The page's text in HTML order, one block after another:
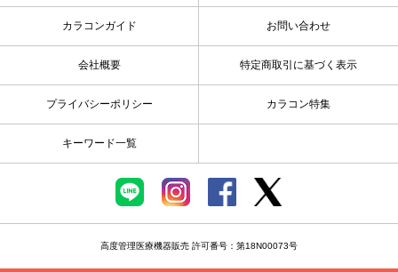
カラコンガイド お問い合わせ
会社概要 特定商取引に基づく表示
プライバシーポリシー カラコン特集
キーワード一覧
高度管理医療機器販売 許可番号：第18N00073号